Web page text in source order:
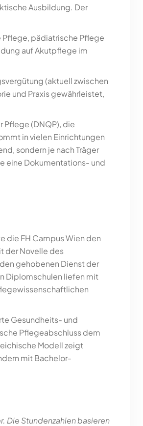
Ausbildung. Der
pädiatrische Pflege
auf Akutpflege im
(aktuell zwischen
und Praxis gewährleistet,
(DNQP), die
in vielen Einrichtungen
sondern je nach Träger
eine Dokumentations- und
die FH Campus Wien den
der Novelle des
gehobenen Dienst der
Diplomschulen liefen mit
Gesundheits- und
Pflegeabschluss dem
Modell zeigt
mit Bachelor-
Die Stundenzahlen basieren